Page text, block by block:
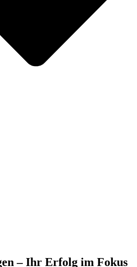
– Ihr Erfolg im Fokus